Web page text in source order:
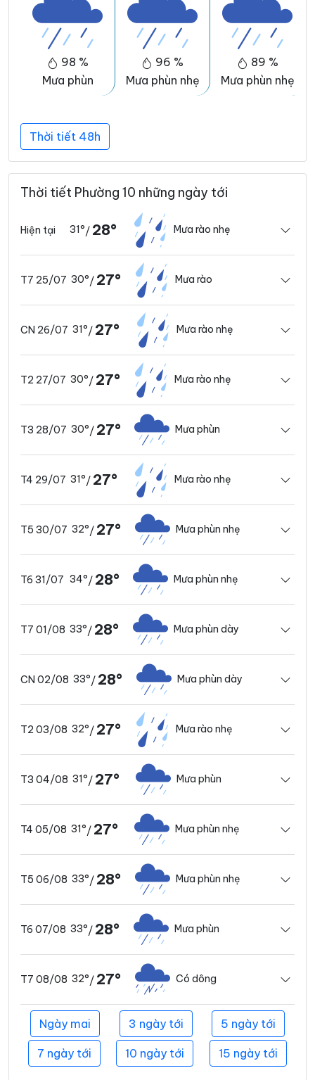
98 %
Mưa phùn
96 %
Mưa phùn nhẹ
89 %
Mưa phùn nhẹ
Thời tiết 48h
Thời tiết Phường 10 những ngày tới
Hiện tại 31°/ 28° Mưa rào nhẹ
T7 25/07 30°/ 27° Mưa rào
CN 26/07 31°/ 27° Mưa rào nhẹ
T2 27/07 30°/ 27° Mưa rào nhẹ
T3 28/07 30°/ 27° Mưa phùn
T4 29/07 31°/ 27° Mưa rào nhẹ
T5 30/07 32°/ 27° Mưa phùn nhẹ
T6 31/07 34°/ 28° Mưa phùn nhẹ
T7 01/08 33°/ 28° Mưa phùn dày
CN 02/08 33°/ 28° Mưa phùn dày
T2 03/08 32°/ 27° Mưa rào nhẹ
T3 04/08 31°/ 27° Mưa phùn
T4 05/08 31°/ 27° Mưa phùn nhẹ
T5 06/08 33°/ 28° Mưa phùn nhẹ
T6 07/08 33°/ 28° Mưa phùn
T7 08/08 32°/ 27° Có dông
Ngày mai 3 ngày tới 5 ngày tới
7 ngày tới 10 ngày tới 15 ngày tới